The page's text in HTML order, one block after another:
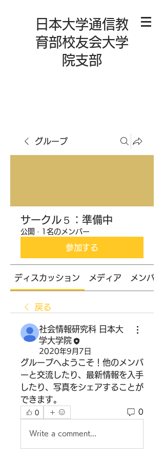
日本大学通信教
育部校友会大学
院支部
グループ
サークル５：準備中
公開 · 1名のメンバー
参加する
ディスカッション メディア メンバー
戻る
社会情報研究科 日本大
学大学院
2020年9月7日
グループへようこそ！他のメンバ
ーと交流したり、最新情報を入手
したり、写真をシェアすることが
できます。
0 0
Write a comment...